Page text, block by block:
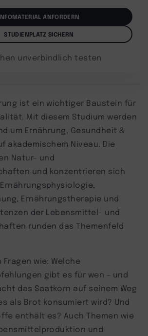
ANFORDERN
STUDIENPLATZ SICHERN
unverbindlich testen
ist ein wichtiger Baustein für
Mit diesem Studium werden
um Ernährung, Gesundheit &
akademischem Niveau. Die
Natur- und
und konzentrieren sich
Ernährungstherapie und
der Lebensmittel- und
runden das Themenfeld
Fragen wie: Welche
gibt es für wen – und
das Saatkorn auf seinem Weg
als Brot konsumiert wird? Und
enthält es? Auch Themen wie
und